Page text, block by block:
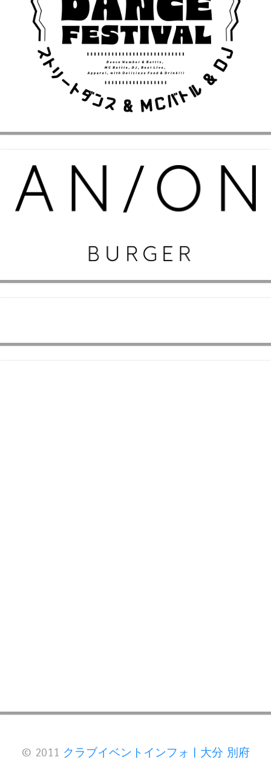
© 2011 クラブイベントインフォ | 大分 別府